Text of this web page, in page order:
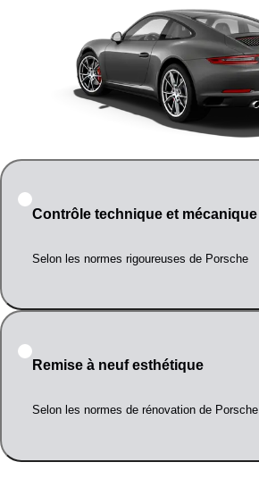
Contrôle technique et mécanique
Selon les normes rigoureuses de Porsche
Remise à neuf esthétique
Selon les normes de rénovation de Porsche